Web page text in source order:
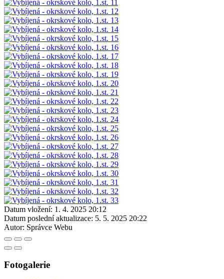
Datum vložení: 1. 4. 2025 20:12
Datum poslední aktualizace: 5. 5. 2025 20:22
Autor: Správce Webu
Fotogalerie